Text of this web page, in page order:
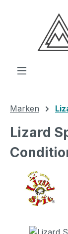
Zum Hauptinhalt
Marken
Lizard
Bildergalerie